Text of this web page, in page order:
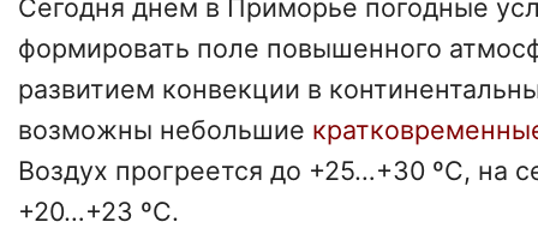
Сегодня днем в Приморье погодные
формировать поле повышенного
развитием конвекции в
возможны небольшие
Воздух прогреется до +25…+30 ºС, на
+20…+23 ºС.